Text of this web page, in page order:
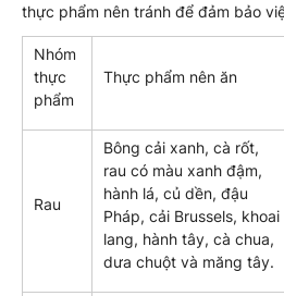
thực phẩm nên tránh để đảm bảo
Nhóm
thực
phẩm
Thực phẩm nên ăn
Rau
Bông cải xanh, cà rốt,
rau có màu xanh đậm,
hành lá, củ dền, đậu
Pháp, cải Brussels, khoai
lang, hành tây, cà chua,
dưa chuột và măng tây.